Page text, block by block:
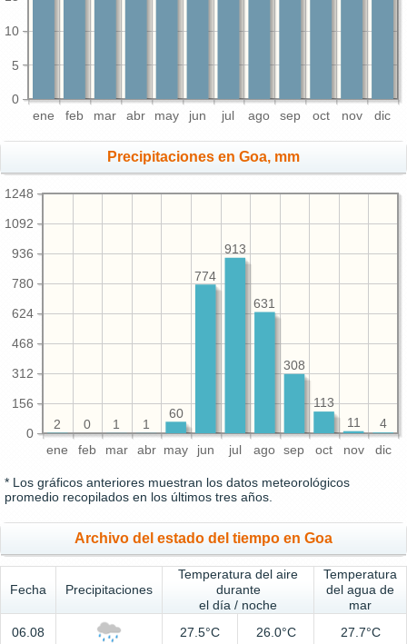
ene feb mar abr may jun jul ago sep oct nov dic
0
5
10
Precipitaciones en Goa, mm
ene feb mar abr may jun jul ago sep oct nov dic
0
156
312
468
624
780
936
1092
1248
4
11
113
308
631
913
774
60
1
1
0
2
* Los gráficos anteriores muestran los datos meteorológicos
promedio recopilados en los últimos tres años.
Archivo del estado del tiempo en Goa
Fecha Precipitaciones
Temperatura del aire
durante
el día / noche
Temperatura
del agua de
mar
06.08
27.5°C 26.0°C 27.7°C